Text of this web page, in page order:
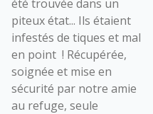
été trouvée dans un
piteux état... Ils étaient
infestés de tiques et mal
en point ! Récupérée,
soignée et mise en
sécurité par notre amie
au refuge, seule